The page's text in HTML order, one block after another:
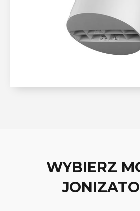
KOSZT EKSPLOATACJI 30 ZŁ/
WIĘCEJ
WYBIERZ